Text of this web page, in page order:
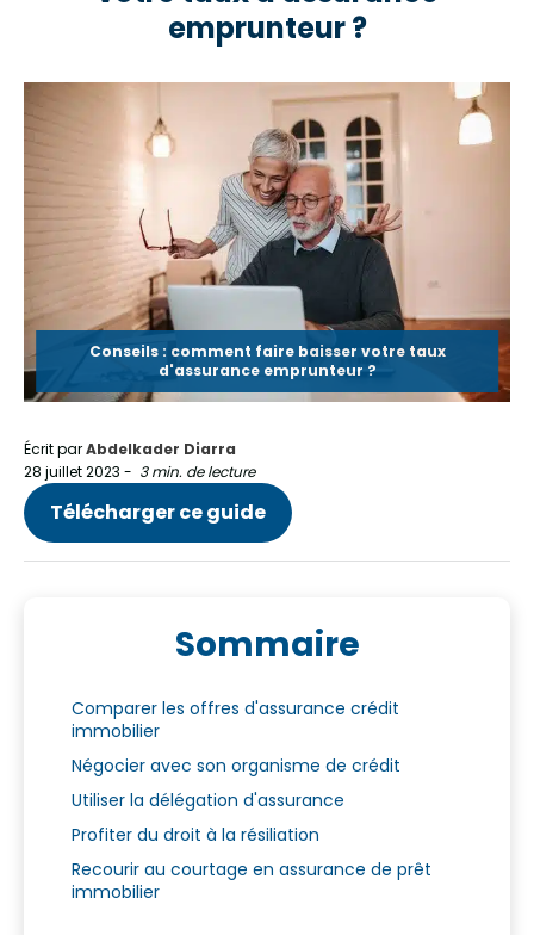
emprunteur ?
Conseils : comment faire baisser votre taux
d'assurance emprunteur ?
Écrit parAbdelkader Diarra
28 juillet 2023 - 3 min. de lecture
Télécharger ce guide
Sommaire
Comparer les offres d'assurance crédit
immobilier
Négocier avec son organisme de crédit
Utiliser la délégation d'assurance
Profiter du droit à la résiliation
Recourir au courtage en assurance de prêt
immobilier